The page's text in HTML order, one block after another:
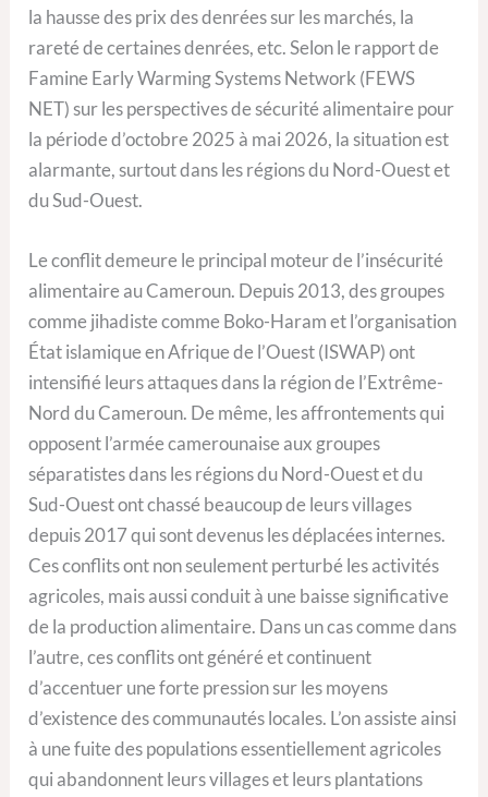
la hausse des prix des denrées sur les marchés, la
rareté de certaines denrées, etc. Selon le rapport de
Famine Early Warming Systems Network (FEWS
NET) sur les perspectives de sécurité alimentaire pour
la période d’octobre 2025 à mai 2026, la situation est
alarmante, surtout dans les régions du Nord-Ouest et
du Sud-Ouest.
Le conflit demeure le principal moteur de l’insécurité
alimentaire au Cameroun. Depuis 2013, des groupes
comme jihadiste comme Boko-Haram et l’organisation
État islamique en Afrique de l’Ouest (ISWAP) ont
intensifié leurs attaques dans la région de l’Extrême-
Nord du Cameroun. De même, les affrontements qui
opposent l’armée camerounaise aux groupes
séparatistes dans les régions du Nord-Ouest et du
Sud-Ouest ont chassé beaucoup de leurs villages
depuis 2017 qui sont devenus les déplacées internes.
Ces conflits ont non seulement perturbé les activités
agricoles, mais aussi conduit à une baisse significative
de la production alimentaire. Dans un cas comme dans
l’autre, ces conflits ont généré et continuent
d’accentuer une forte pression sur les moyens
d’existence des communautés locales. L’on assiste ainsi
à une fuite des populations essentiellement agricoles
qui abandonnent leurs villages et leurs plantations